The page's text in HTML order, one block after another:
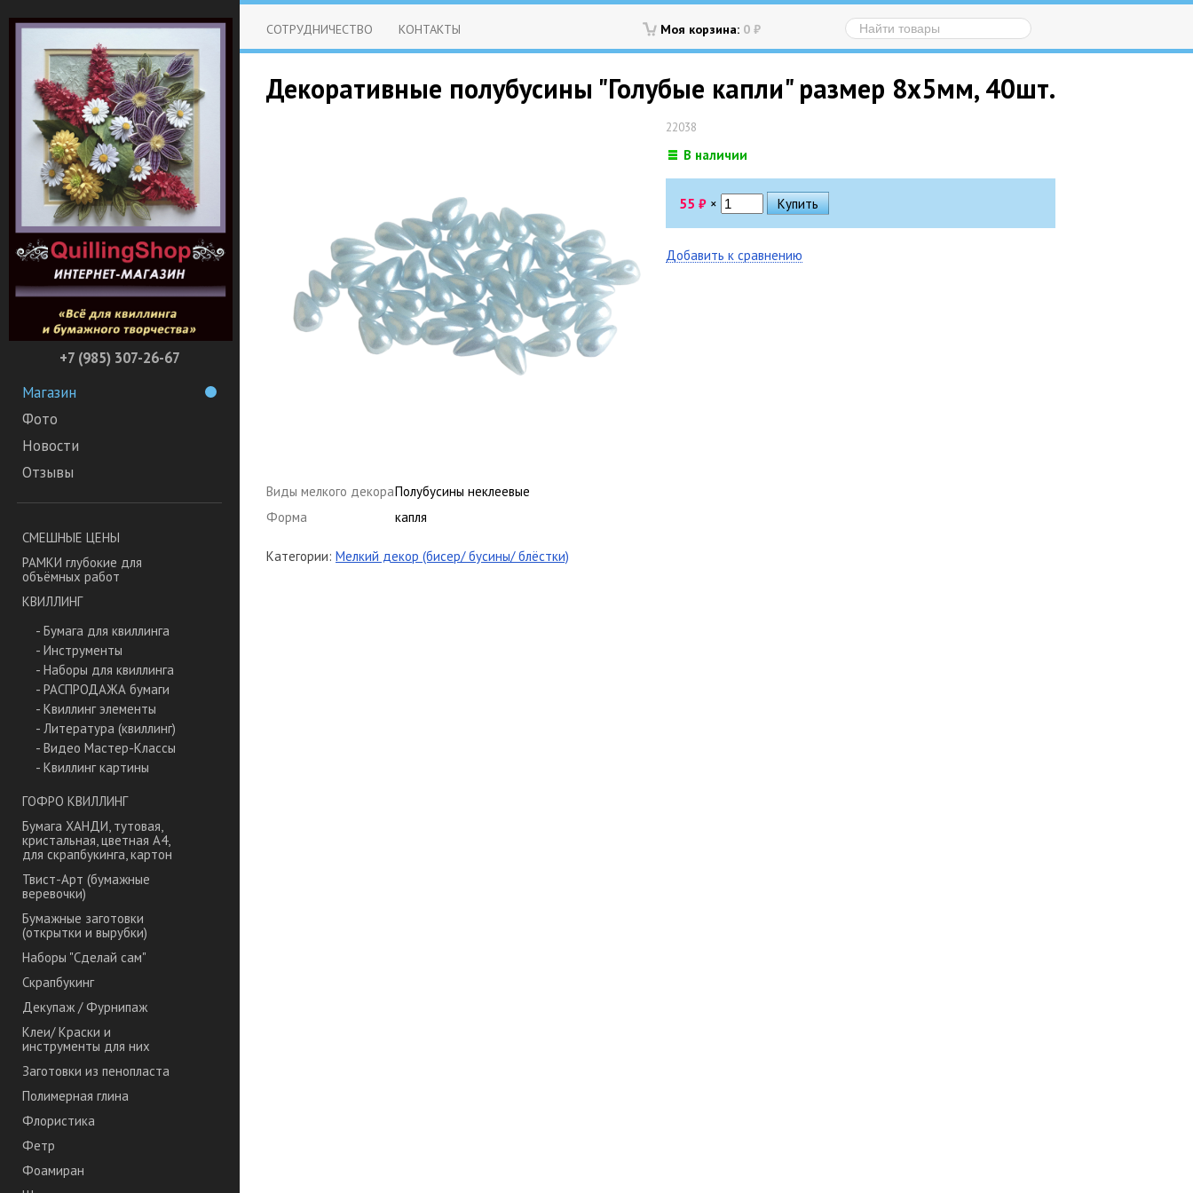
+7 (985) 307-26-67
Магазин
Фото
Новости
Отзывы
СМЕШНЫЕ ЦЕНЫ
РАМКИ глубокие для
объёмных работ
КВИЛЛИНГ
- Бумага для квиллинга
- Инструменты
- Наборы для квиллинга
- РАСПРОДАЖА бумаги
- Квиллинг элементы
- Литература (квиллинг)
- Видео Мастер-Классы
- Квиллинг картины
ГОФРО КВИЛЛИНГ
Бумага ХАНДИ, тутовая,
кристальная, цветная А4,
для скрапбукинга, картон
Твист-Арт (бумажные
веревочки)
Бумажные заготовки
(открытки и вырубки)
Наборы "Сделай сам"
Скрапбукинг
Декупаж / Фурнипаж
Клеи/ Краски и
инструменты для них
Заготовки из пенопласта
Полимерная глина
Флористика
Фетр
Фоамиран
Моя корзина: 0 ₽
СОТРУДНИЧЕСТВО КОНТАКТЫ
Декоративные полубусины "Голубые капли" размер 8х5мм, 40шт.
22038
В наличии
55 ₽ ×
Добавить к сравнению
Виды мелкого декораПолубусины неклеевые
Форма
капля
Категории: Мелкий декор (бисер/ бусины/ блёстки)